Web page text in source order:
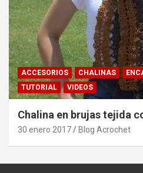
ACCESORIOS CHALINAS
TUTORIAL
VIDEOS
Chalina en brujas tejida
30 enero 2017 Blog Acrochet